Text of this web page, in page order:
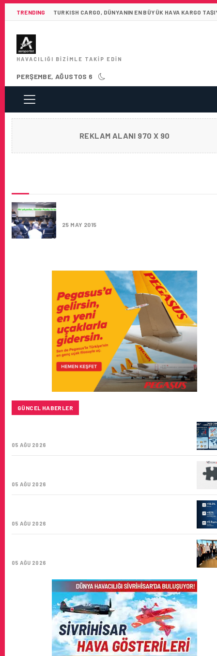
TRENDING TURKISH CARGO, DÜNYANIN EN BÜYÜK HAVA KARGO
HAVACILIĞI BIZIMLE TAKIP EDIN
PERŞEMBE, AĞUSTOS 6
REKLAM ALANI 970 X 90
25 MAY 2015
GÜNCEL HABERLER
05 AĞU 2026
05 AĞU 2026
05 AĞU 2026
05 AĞU 2026